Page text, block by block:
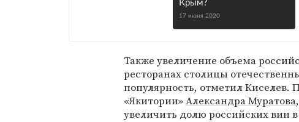
Крым?
17 июня 2020
Также увеличение объема
ресторанах столицы
популярность, отметил Киселев.
«Якитории»Александра Муратова
увеличить долю российских вин